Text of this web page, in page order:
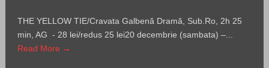
THE YELLOW TIE/Cravata Galbenă Dramă, Sub.Ro, 2h 25
min, AG - 28 lei/redus 25 lei20 decembrie (sambata) –...
Read More →